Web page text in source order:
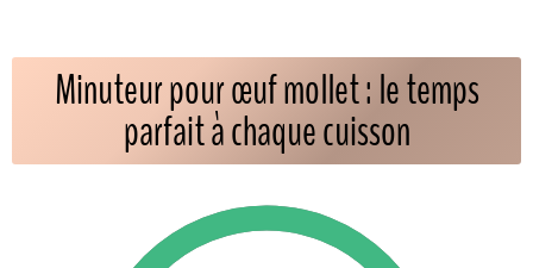
Minuteur pour œuf mollet : le temps
parfait à chaque cuisson